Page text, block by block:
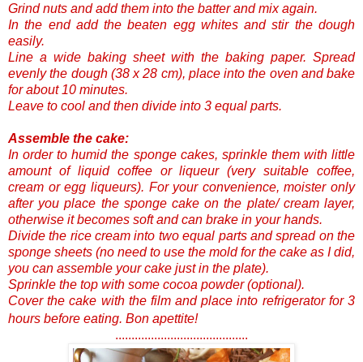
Grind nuts and add them into the batter and mix again.
In the end add the beaten egg whites and stir the dough
easily.
Line a wide baking sheet with the baking paper. Spread
evenly the dough (38 x 28 cm), place into the oven and bake
for about 10 minutes.
Leave to cool and then divide into 3 equal parts.
Assemble the cake:
In order to humid the sponge cakes, sprinkle them with little
amount of liquid coffee or liqueur (very suitable coffee,
cream or egg liqueurs). For your convenience, moister only
after you place the sponge cake on the plate/ cream layer,
otherwise it becomes soft and can brake in your hands.
Divide the rice cream into two equal parts and spread on the
sponge sheets (no need to use the mold for the cake as I did,
you can assemble your cake just in the plate).
Sprinkle the top with some cocoa powder (optional).
Cover the cake with the film and place into refrigerator for 3
hours before eating. Bon apettite!
.........................................